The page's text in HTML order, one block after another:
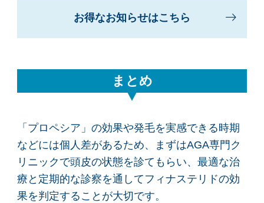
お得なお知らせはこちら
まとめ
「プロペシア」の効果や発毛を実感できる時期
などには個人差があるため、まずはAGA専門ク
リニックで頭皮の状態を診てもらい、最適な治
療と定期的な診察を通してフィナステリドの効
果を判定することが大切です。